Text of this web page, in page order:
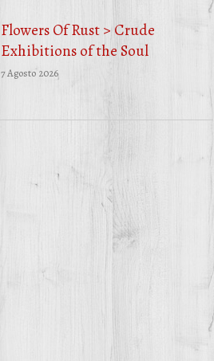
Flowers Of Rust > Crude
Exhibitions of the Soul
7 Agosto 2026